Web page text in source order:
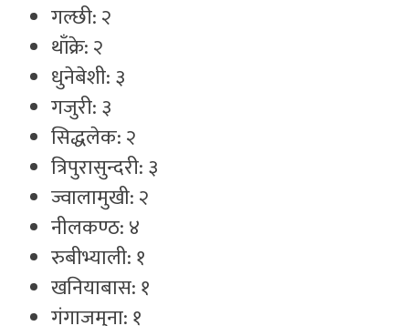
गल्छी: २
थाँक्रे: २
धुनेबेशी: ३
गजुरी: ३
सिद्धलेक: २
त्रिपुरासुन्दरी: ३
ज्वालामुखी: २
नीलकण्ठ: ४
रुबीभ्याली: १
खनियाबास: १
गंगाजमुना: १